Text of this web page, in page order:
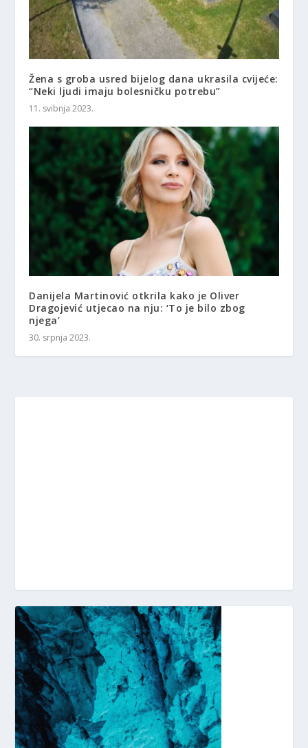
Žena s groba usred bijelog dana ukrasila cvijeće:
“Neki ljudi imaju bolesničku potrebu”
11. svibnja 2023.
Danijela Martinović otkrila kako je Oliver
Dragojević utjecao na nju: ‘To je bilo zbog
njega’
30. srpnja 2023.